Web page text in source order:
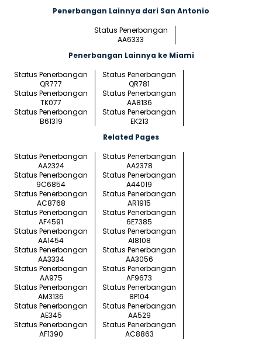
Penerbangan Lainnya dari San Antonio
Status Penerbangan
AA6333
Penerbangan Lainnya ke Miami
Status Penerbangan
QR777
Status Penerbangan
QR781
Status Penerbangan
TK077
Status Penerbangan
AA8136
Status Penerbangan
B61319
Status Penerbangan
EK213
Related Pages
Status Penerbangan
AA2324
Status Penerbangan
AA2378
Status Penerbangan
9C6854
Status Penerbangan
A44019
Status Penerbangan
AC8768
Status Penerbangan
AR1915
Status Penerbangan
AF4591
Status Penerbangan
6E7385
Status Penerbangan
AA1454
Status Penerbangan
AI8108
Status Penerbangan
AA3334
Status Penerbangan
AA3056
Status Penerbangan
AA975
Status Penerbangan
AF9673
Status Penerbangan
AM3136
Status Penerbangan
8P104
Status Penerbangan
AE345
Status Penerbangan
AA529
Status Penerbangan
AF1390
Status Penerbangan
AC8863